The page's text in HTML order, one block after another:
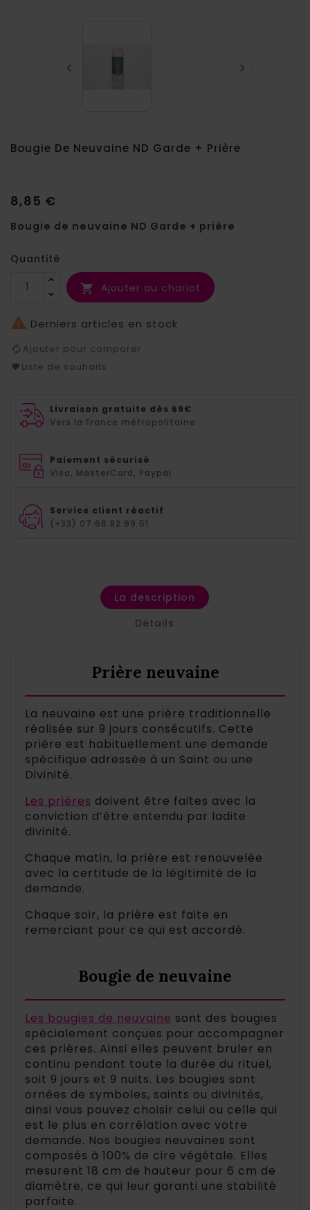
 
Bougie De Neuvaine ND Garde + Prière
8,85 €
Bougie de neuvaine ND Garde + prière
Quantité
 Ajouter au chariot
 Derniers articles en stock
Ajouter pour comparer
Liste de souhaits
Livraison gratuite dès 69€
Vers la France métropolitaine
Paiement sécurisé
Visa, MasterCard, Paypal
Service client réactif
(+33) 07.66.82.99.51
La description
Détails
Prière neuvaine
La neuvaine est une prière traditionnelle
réalisée sur 9 jours consécutifs. Cette
prière est habituellement une demande
spécifique adressée à un Saint ou une
Divinité.
Les prières doivent être faites avec la
conviction d’être entendu par ladite
divinité.
Chaque matin, la prière est renouvelée
avec la certitude de la légitimité de la
demande.
Chaque soir, la prière est faite en
remerciant pour ce qui est accordé.
Bougie de neuvaine
Les bougies de neuvaine sont des bougies
spécialement conçues pour accompagner
ces prières. Ainsi elles peuvent bruler en
continu pendant toute la durée du rituel,
soit 9 jours et 9 nuits. Les bougies sont
ornées de symboles, saints ou divinités,
ainsi vous pouvez choisir celui ou celle qui
est le plus en corrélation avec votre
demande. Nos bougies neuvaines sont
composés à 100% de cire végétale. Elles
mesurent 18 cm de hauteur pour 6 cm de
diamètre, ce qui leur garanti une stabilité
parfaite.